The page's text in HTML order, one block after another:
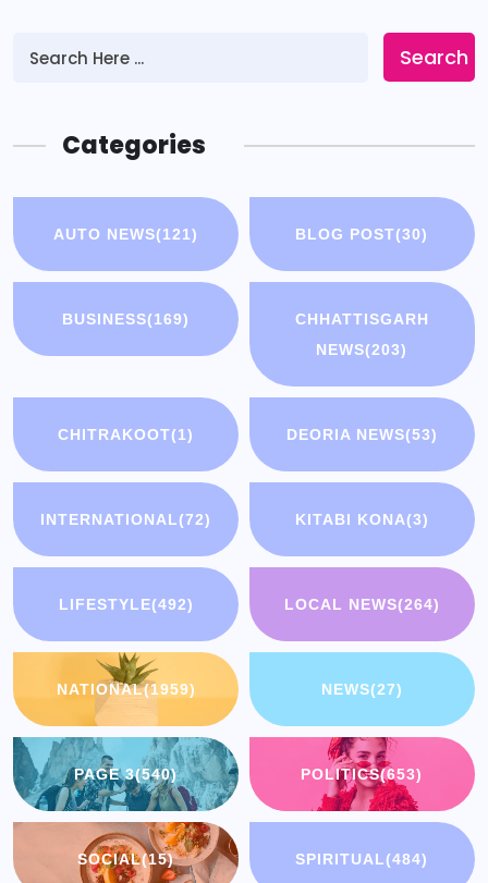
Search
Categories
AUTO NEWS(121) BLOG POST(30)
BUSINESS(169)
CHHATTISGARH
NEWS(203)
CHITRAKOOT(1) DEORIA NEWS(53)
INTERNATIONAL(72) KITABI KONA(3)
LIFESTYLE(492) LOCAL NEWS(264)
NATIONAL(1959) NEWS(27)
PAGE 3(540) POLITICS(653)
SOCIAL(15) SPIRITUAL(484)